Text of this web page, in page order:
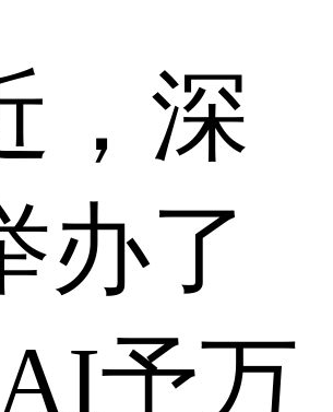
，深
办了
予万